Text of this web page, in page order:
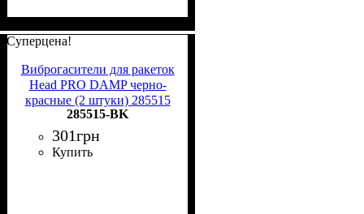
Суперцена!
Виброгасители для ракеток
Head PRO DAMP черно-
красные (2 штуки) 285515
BK
285515-BK
301грн
Купить